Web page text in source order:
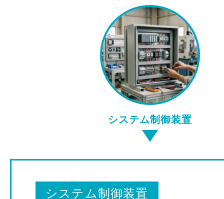
システム制御装置
システム制御装置